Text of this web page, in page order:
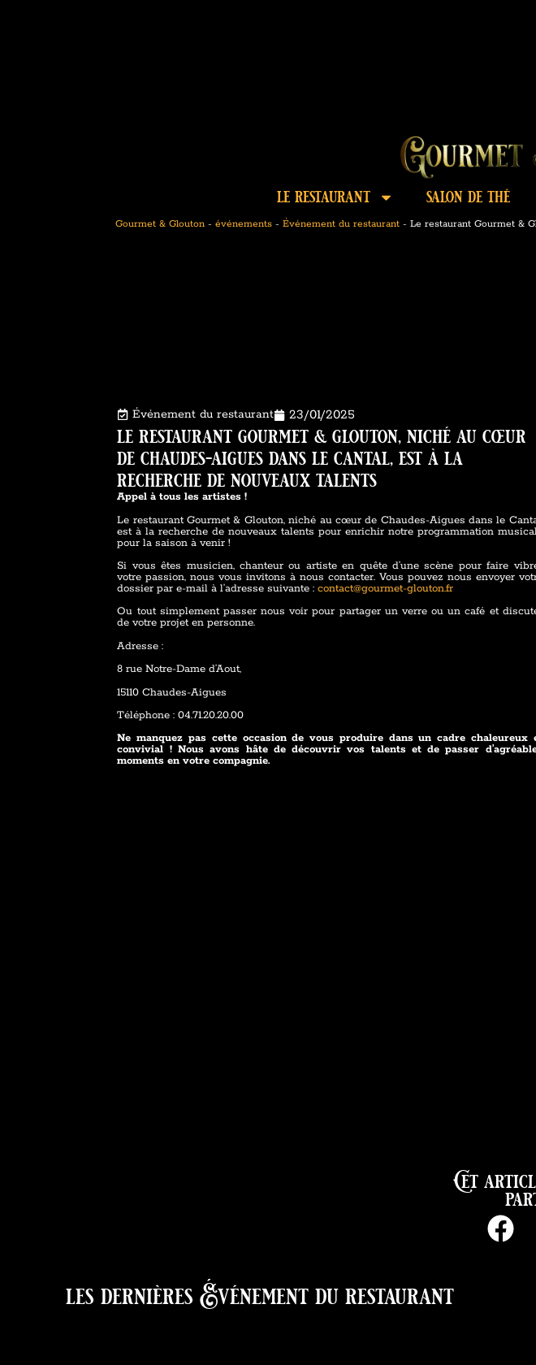
le restaurant salon de thé
Gourmet & Glouton- événements- Événement du restaurant- Le restaurant Gourmet &
Événement du restaurant 23/01/2025
le restaurant gourmet & glouton, niché au cœur
de chaudes-aigues dans le cantal, est à la
recherche de nouveaux talents
Appel à tous les artistes !
Le restaurant Gourmet & Glouton, niché au cœur de Chaudes-Aigues dans le
est à la recherche de nouveaux talents pour enrichir notre programmation
pour la saison à venir !
Si vous êtes musicien, chanteur ou artiste en quête d’une scène pour faire
votre passion, nous vous invitons à nous contacter. Vous pouvez nous envoyer
dossier par e-mail à l’adresse suivante :contact@gourmet-glouton.fr
Ou tout simplement passer nous voir pour partager un verre ou un café et
de votre projet en personne.
Adresse :
8 rue Notre-Dame d’Aout,
15110 Chaudes-Aigues
Téléphone : 04.71.20.20.00
Ne manquez pas cette occasion de vous produire dans un cadre chaleureux
convivial ! Nous avons hâte de découvrir vos talents et de passer
moments en votre compagnie.
Cet
les dernièresÉvénement du restaurant